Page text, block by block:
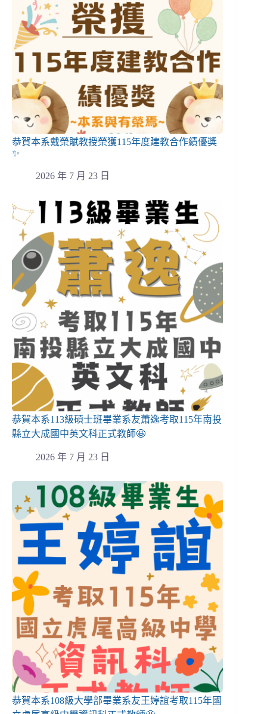
恭賀本系戴榮賦教授榮獲115年度建教合作績優獎
✨
2026 年 7 月 23 日
恭賀本系113級碩士班畢業系友蕭逸考取115年南投
縣立大成國中英文科正式教師🤩
2026 年 7 月 23 日
恭賀本系108級大學部畢業系友王婷誼考取115年國